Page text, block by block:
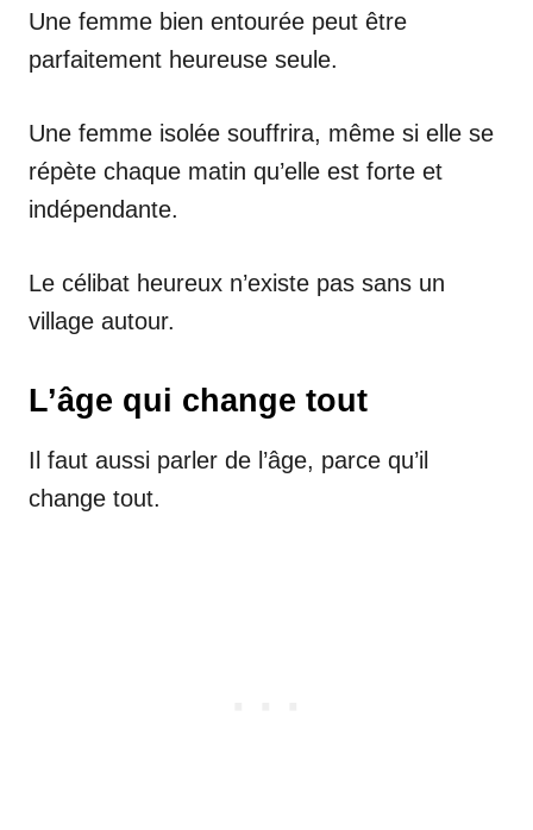
Une femme bien entourée peut être
parfaitement heureuse seule.
Une femme isolée souffrira, même si elle se
répète chaque matin qu’elle est forte et
indépendante.
Le célibat heureux n’existe pas sans un
village autour.
L’âge qui change tout
Il faut aussi parler de l’âge, parce qu’il
change tout.